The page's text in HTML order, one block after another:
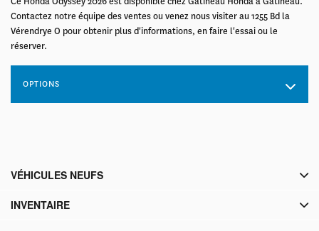
Contactez notre équipe des ventes ou venez nous visiter au 1255 Bd la
Vérendrye O pour obtenir plus d'informations, en faire l'essai ou le
réserver.
OPTIONS
VÉHICULES NEUFS
INVENTAIRE